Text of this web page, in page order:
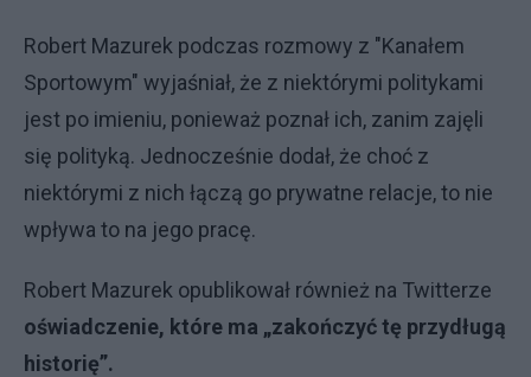
Robert Mazurek podczas rozmowy z "Kanałem
Sportowym" wyjaśniał, że z niektórymi politykami
jest po imieniu, ponieważ poznał ich, zanim zajęli
się polityką. Jednocześnie dodał, że choć z
niektórymi z nich łączą go prywatne relacje, to nie
wpływa to na jego pracę.
Robert Mazurek opublikował również na Twitterze
oświadczenie, które ma „zakończyć tę przydługą
historię”.